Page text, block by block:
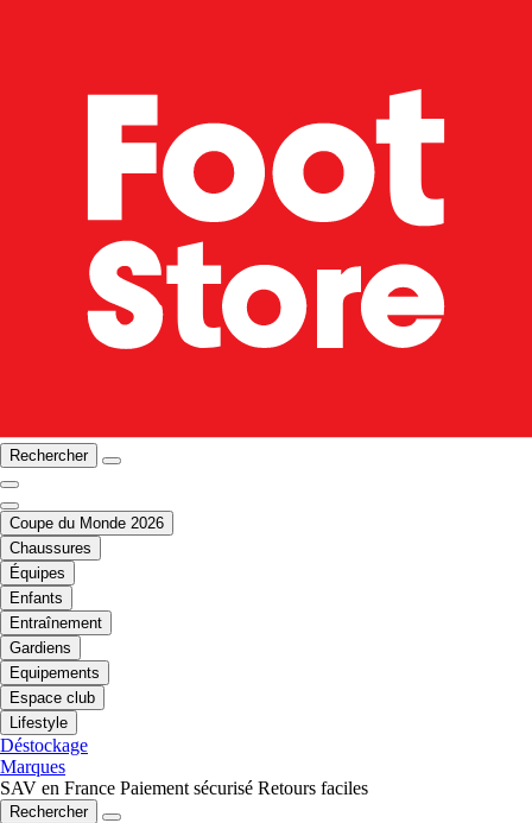
Rechercher
Coupe du Monde 2026
Chaussures
Équipes
Enfants
Entraînement
Gardiens
Equipements
Espace club
Lifestyle
Déstockage
Marques
SAV en France Paiement sécurisé Retours faciles
Rechercher